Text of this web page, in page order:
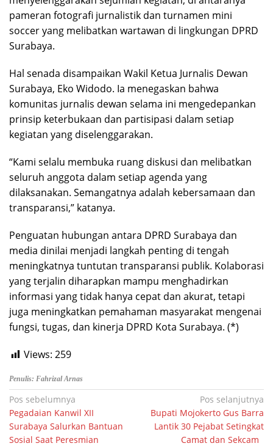
pameran fotografi jurnalistik dan turnamen mini
soccer yang melibatkan wartawan di lingkungan DPRD
Surabaya.
Hal senada disampaikan Wakil Ketua Jurnalis Dewan
Surabaya, Eko Widodo. Ia menegaskan bahwa
komunitas jurnalis dewan selama ini mengedepankan
prinsip keterbukaan dan partisipasi dalam setiap
kegiatan yang diselenggarakan.
“Kami selalu membuka ruang diskusi dan melibatkan
seluruh anggota dalam setiap agenda yang
dilaksanakan. Semangatnya adalah kebersamaan dan
transparansi,” katanya.
Penguatan hubungan antara DPRD Surabaya dan
media dinilai menjadi langkah penting di tengah
meningkatnya tuntutan transparansi publik. Kolaborasi
yang terjalin diharapkan mampu menghadirkan
informasi yang tidak hanya cepat dan akurat, tetapi
juga meningkatkan pemahaman masyarakat mengenai
fungsi, tugas, dan kinerja DPRD Kota Surabaya. (*)
Views: 259
Penulis: Fahrizal Arnas
Navigasi
pos
Pos sebelumnya
Pegadaian Kanwil XII
Surabaya Salurkan Bantuan
Sosial Saat Peresmian
Pos selanjutnya
Bupati Mojokerto Gus Barra
Lantik 30 Pejabat Setingkat
Camat dan Sekcam